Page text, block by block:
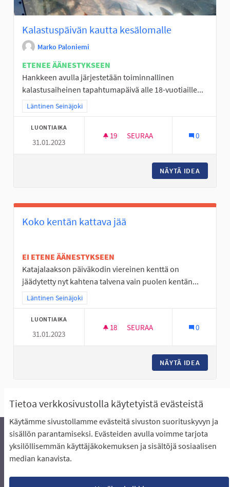
Tietoa verkkosivustolla käytetyistä evästeistä
Käytämme sivustollamme evästeitä sivuston suorituskyvyn ja
sisällön parantamiseksi. Evästeiden avulla voimme tarjota
yksilöllisemmän käyttäjäkokemuksen ja sisältöjä sosiaalisen
median kanavista.
Kalastuspäivän kautta kesälomalle
Marko Paloniemi
ETENEE ÄÄNESTYKSEEN
Hankkeen avulla järjestetään toiminnallinen
kalastusaiheinen tapahtumapäivä alle 18-vuotiaille...
Rajaa tulokset teeman mukaan: Läntinen Seinäjoki
Läntinen Seinäjoki
LUONTIAIKA
31.01.2023
19 19 SEURAAJAA
SEURAA 0
NÄYTÄ IDEA
Koko kentän kattava jää
EI ETENE ÄÄNESTYKSEEN
Katajalaakson päiväkodin viereinen kenttä on
jäädytetty nyt kahtena talvena vain puolen kentän...
Rajaa tulokset teeman mukaan: Läntinen Seinäjoki
Läntinen Seinäjoki
LUONTIAIKA
31.01.2023
18 18 SEURAAJAA
SEURAA 0
NÄYTÄ IDEA
Näytä kaikki peruutetut ideat
Äänestyksen pikaohjeet
Usein kysytyt kysymykset
Näin äänestät Asukasbudjetissa